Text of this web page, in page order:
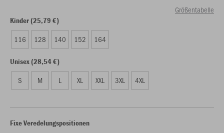
Größentabelle
Kinder (25,79 €)
116 128 140 152 164
Unisex (28,54 €)
S M L XL XXL 3XL 4XL
Fixe Veredelungspositionen